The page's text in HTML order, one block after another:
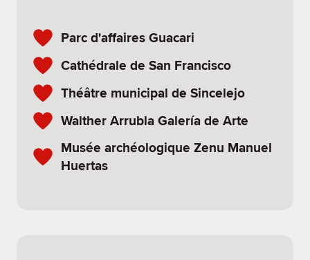
Parc d'affaires Guacari
Cathédrale de San Francisco
Théâtre municipal de Sincelejo
Walther Arrubla Galería de Arte
Musée archéologique Zenu Manuel
Huertas